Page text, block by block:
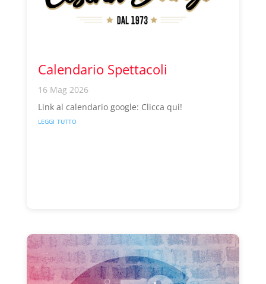
Calendario Spettacoli
16 Mag 2026
Link al calendario google: Clicca qui!
leggi tutto